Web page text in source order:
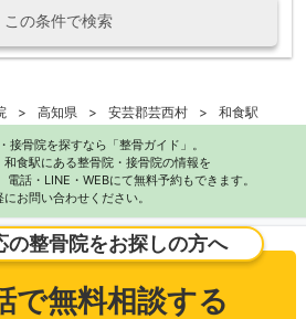
この条件で検索
高知県 安芸郡芸西村 和食駅
接骨院を探すなら「整骨ガイド」。
食駅にある整骨院・接骨院の情報を
話・LINE・WEBにて無料予約もできます。
にお問い合わせください。
の整骨院をお探しの方へ
で無料相談する